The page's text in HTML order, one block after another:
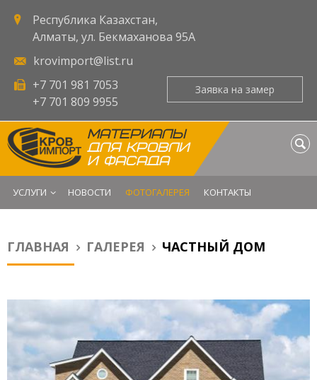
Республика Казахстан,
Алматы, ул. Бекмаханова 95А
krovimport@list.ru
+7 701 981 7053
+7 701 809 9955
Заявка на замер
МАТЕРИАЛЫ
ДЛЯ КРОВЛИ
И ФАСАДА
УСЛУГИ НОВОСТИ ФОТОГАЛЕРЕЯ КОНТАКТЫ
Вы здесь
ГЛАВНАЯ ГАЛЕРЕЯ ЧАСТНЫЙ ДОМ